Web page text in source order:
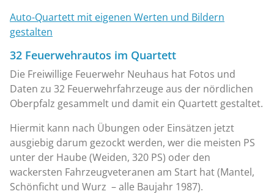
Auto-Quartett mit eigenen Werten und Bildern
gestalten
32 Feuerwehrautos im Quartett
Die Freiwillige Feuerwehr Neuhaus hat Fotos und
Daten zu 32 Feuerwehrfahrzeuge aus der nördlichen
Oberpfalz gesammelt und damit ein Quartett gestaltet.
Hiermit kann nach Übungen oder Einsätzen jetzt
ausgiebig darum gezockt werden, wer die meisten PS
unter der Haube (Weiden, 320 PS) oder den
wackersten Fahrzeugveteranen am Start hat (Mantel,
Schönficht und Wurz – alle Baujahr 1987).